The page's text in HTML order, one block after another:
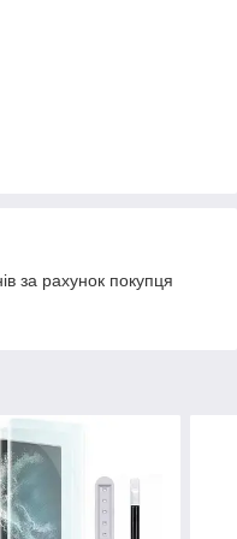
за рахунок покупця